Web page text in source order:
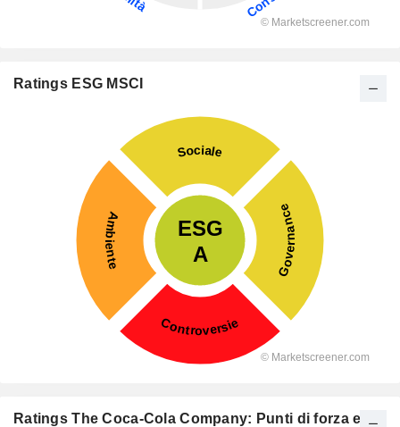
Ratings ESG MSCI
Ratings The Coca-Cola Company: Punti di forza e